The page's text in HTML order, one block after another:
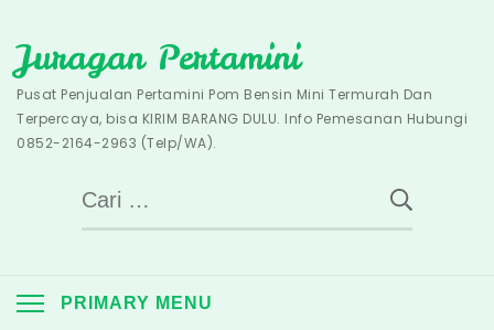
to
content
Juragan Pertamini
Pusat Penjualan Pertamini Pom Bensin Mini Termurah Dan
Terpercaya, bisa KIRIM BARANG DULU. Info Pemesanan Hubungi
0852-2164-2963 (Telp/WA).
Cari
untuk:
PRIMARY MENU